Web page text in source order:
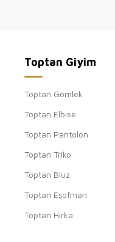
Toptan Giyim
Toptan Gömlek
Toptan Elbise
Toptan Pantolon
Toptan Triko
Toptan Bluz
Toptan Eşofman
Toptan Hırka